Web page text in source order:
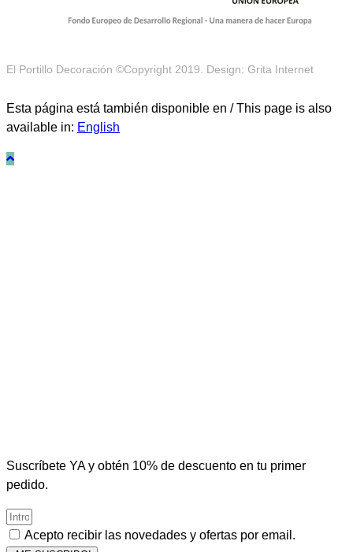
El Portillo Decoración ©Copyright 2019. Design: Grita Internet
Esta página está también disponible en / This page is also
available in: English
Suscríbete YA y obtén 10% de descuento en tu primer
pedido.
Acepto recibir las novedades y ofertas por email.